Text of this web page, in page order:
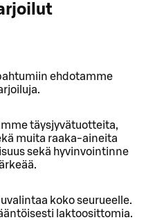
ehdotamme
täysjyvätuotteita,
muita raaka-aineita
sekä hyvinvointinne
koko seurueelle.
laktoosittomia.